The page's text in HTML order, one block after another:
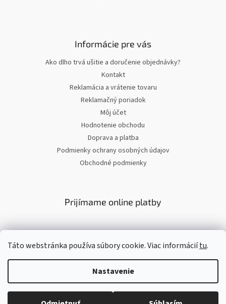
Táto webstránka používa súbory cookie. Viac informáciítu.
Nastavenie
Informácie pre vás
Ako dlho trvá ušitie a doručenie objednávky?
Kontakt
Reklamácia a vrátenie tovaru
Reklamačný poriadok
Môj účet
Hodnotenie obchodu
Doprava a platba
Podmienky ochrany osobných údajov
Obchodné podmienky
Prijímame online platby
Vytvoril Shoptet